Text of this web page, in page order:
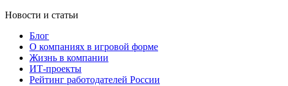
Новости и статьи
Блог
О компаниях в игровой форме
Жизнь в компании
ИТ-проекты
Рейтинг работодателей России